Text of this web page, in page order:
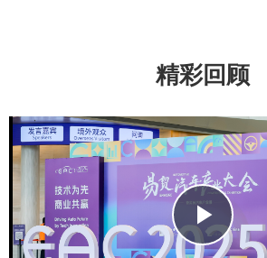
精彩回顾
Play